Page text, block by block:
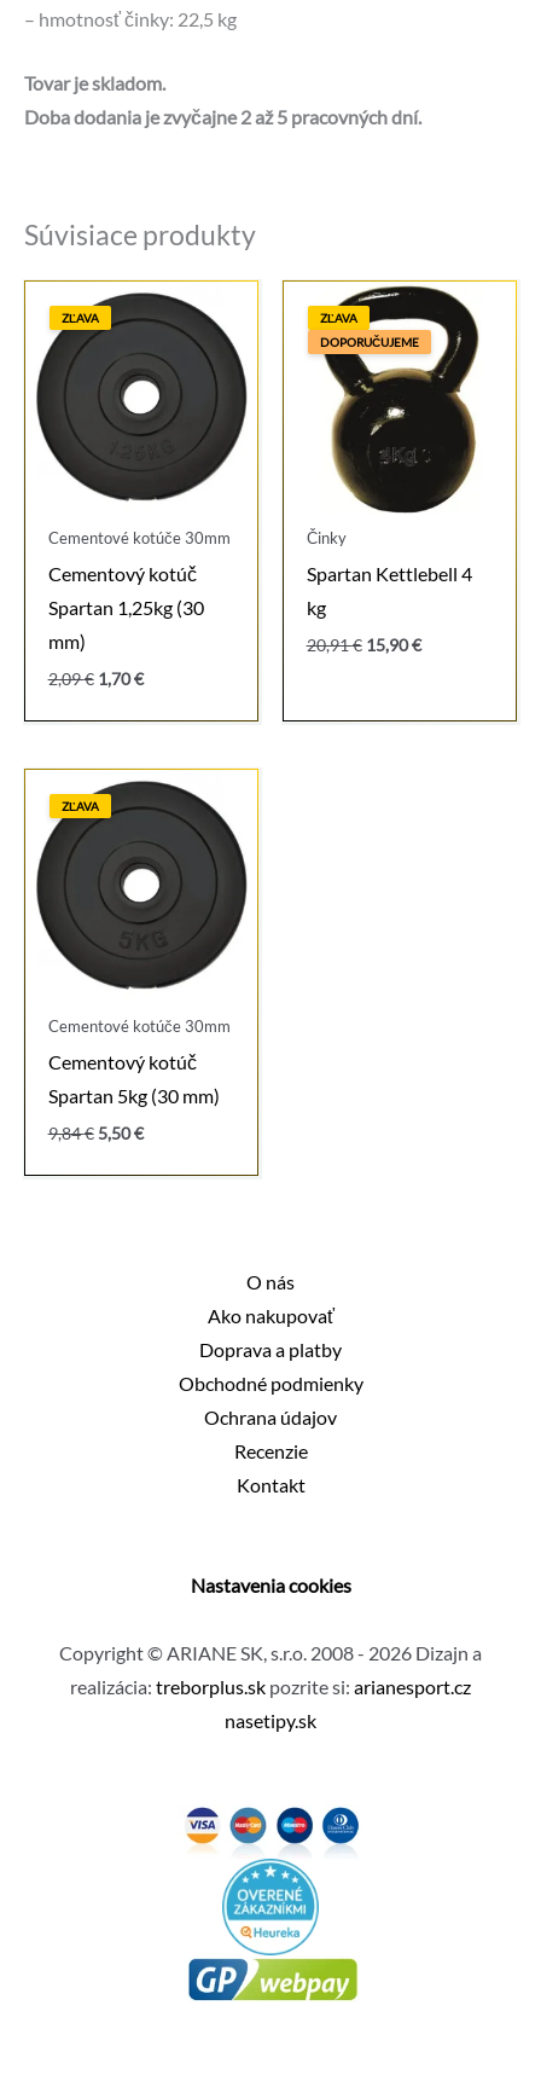
– hmotnosť činky: 22,5 kg
Tovar je skladom.
Doba dodania je zvyčajne 2 až 5 pracovných dní.
Súvisiace produkty
ZĽAVA
Cementové kotúče 30mm
Cementový kotúč
Spartan 1,25kg (30
mm)
2,09€ Pôvodná
bola:
1,70€Aktuálna
je:
ZĽAVA
DOPORUČUJEME
Činky
Spartan Kettlebell 4
kg
20,91€ Pôvodná
15,90€Aktuálna
ZĽAVA
Cementové kotúče 30mm
Cementový kotúč
Spartan 5kg (30 mm)
9,84€ Pôvodná
bola:
5,50€Aktuálna
je:
O nás
Ako nakupovať
Doprava a platby
Obchodné podmienky
Ochrana údajov
Recenzie
Kontakt
Nastavenia cookies
Copyright © ARIANE SK, s.r.o. 2008 - 2026 Dizajn a
realizácia: treborplus.sk pozrite si: arianesport.cz
nasetipy.sk